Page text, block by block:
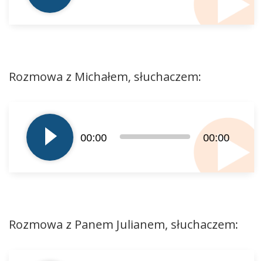
Rozmowa z Michałem, słuchaczem:
plików
dźwiękowych
00:00 00:00
Rozmowa z Panem Julianem, słuchaczem: